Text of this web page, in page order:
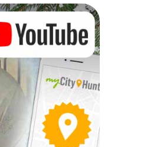
in Vercelli
Ihrer
zum
Schließlich
in
Gönnen
Sie unser X-Mas